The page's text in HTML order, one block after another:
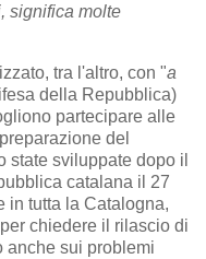
significa molte
tra l'altro, con "a
della Repubblica)
partecipare alle
del
state sviluppate dopo il
catalana il 27
in tutta la Catalogna,
chiedere il rilascio di
anche sui problemi